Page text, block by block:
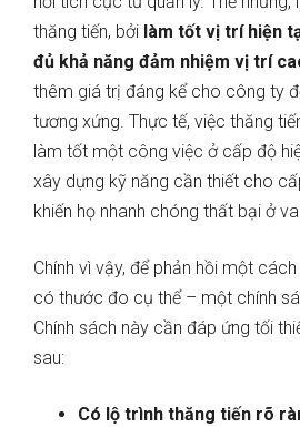
thăng tiến, bởi làm tốt vị trí hiện
đủ khả năng đảm nhiệm vị trí
thêm giá trị đáng kể cho công ty
tương xứng. Thực tế, việc thăng
làm tốt một công việc ở cấp độ
xây dựng kỹ năng cần thiết cho
khiến họ nhanh chóng thất bại ở
Chính vì vậy, để phản hồi một
có thước đo cụ thể – một chính
Chính sách này cần đáp ứng tối
sau:
Có lộ trình thăng tiến rõ